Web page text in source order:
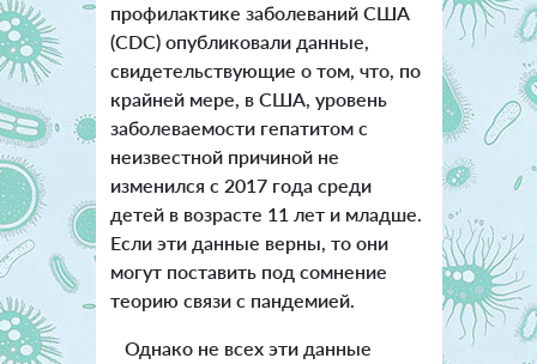
профилактике заболеваний США
(CDC) опубликовали данные,
свидетельствующие о том, что, по
крайней мере, в США, уровень
заболеваемости гепатитом с
неизвестной причиной не
изменился с 2017 года среди
детей в возрасте 11 лет и младше.
Если эти данные верны, то они
могут поставить под сомнение
теорию связи с пандемией.
Однако не всех эти данные